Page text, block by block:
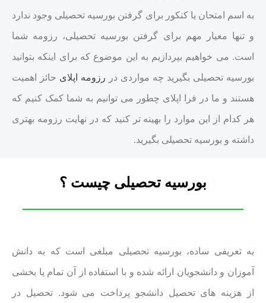
به اسم امتحان یا کنکور برای گرفتن بورسیه تحصیلی وجود ندارد
و تنها معیار مهم برای گرفتن بورسیه تحصیلی، رزومه شما
است. می خواهیم بپردازیم به این موضوع که برای اینکه بتوانید
بورسیه تحصیلی بگیرید چه مواردی در رزومه اپلای حائز اهمیت
هستند و ما در فرا اپلای چطور می توانیم به شما کمک کنیم که
هر کدام از این موارد را بهینه تر کنید که در نهایت رزومه بهتری
داشته و بورسیه تحصیلی بگیرید.
بورسیه تحصیلی چیست ؟
به تعریفی ساده، بورسیه تحصیلی مبلغی است که به دانش
آموزان و دانشجویان ارائه شده و با استفاده از آن تمام یا بخشی
از هزینه های تحصیل دانشجو پرداخت می شود. تحصیل در